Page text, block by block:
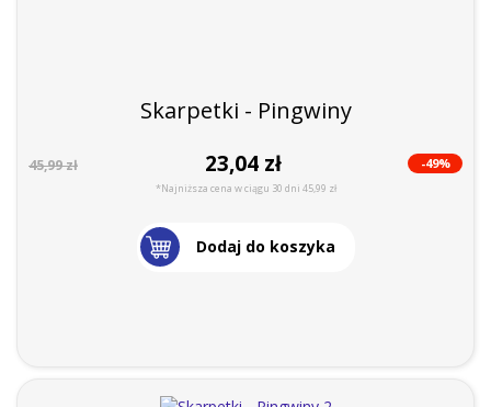
Skarpetki - Pingwiny
45,99 zł 23,04 zł -49%
*Najniższa cena w ciągu 30 dni 45,99 zł
Dodaj do koszyka